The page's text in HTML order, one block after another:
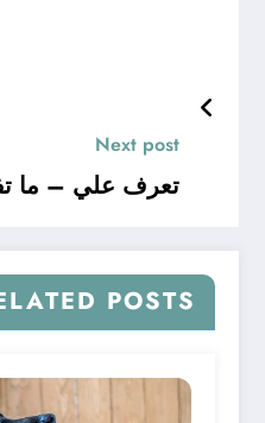
Next post
تعرف علي – ما
POSTS